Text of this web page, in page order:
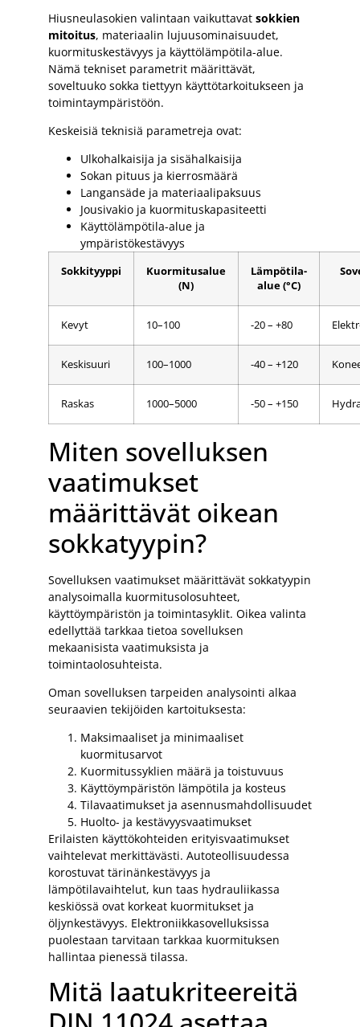
Hiusneulasokien valintaan vaikuttavat sokkien
mitoitus, materiaalin lujuusominaisuudet,
kuormituskestävyys ja käyttölämpötila-alue.
Nämä tekniset parametrit määrittävät,
soveltuuko sokka tiettyyn käyttötarkoitukseen ja
toimintaympäristöön.
Keskeisiä teknisiä parametreja ovat:
Ulkohalkaisija ja sisähalkaisija
Sokan pituus ja kierrosmäärä
Langansäde ja materiaalipaksuus
Jousivakio ja kuormituskapasiteetti
Käyttölämpötila-alue ja
ympäristökestävyys
Sokkityyppi
Kuormitusalue
(N)
Lämpötila-
alue (°C)
Kevyt 10–100 -20 – +80
Keskisuuri 100–1000 -40 – +120
Raskas 1000–5000 -50 – +150
Miten sovelluksen
vaatimukset
määrittävät oikean
sokkatyypin?
Sovelluksen vaatimukset määrittävät sokkatyypin
analysoimalla kuormitusolosuhteet,
käyttöympäristön ja toimintasyklit. Oikea valinta
edellyttää tarkkaa tietoa sovelluksen
mekaanisista vaatimuksista ja
toimintaolosuhteista.
Oman sovelluksen tarpeiden analysointi alkaa
seuraavien tekijöiden kartoituksesta:
Maksimaaliset ja minimaaliset
kuormitusarvot
Kuormitussyklien määrä ja toistuvuus
Käyttöympäristön lämpötila ja kosteus
Tilavaatimukset ja asennusmahdollisuudet
Huolto- ja kestävyysvaatimukset
Erilaisten käyttökohteiden erityisvaatimukset
vaihtelevat merkittävästi. Autoteollisuudessa
korostuvat tärinänkestävyys ja
lämpötilavaihtelut, kun taas hydrauliikassa
keskiössä ovat korkeat kuormitukset ja
öljynkestävyys. Elektroniikkasovelluksissa
puolestaan tarvitaan tarkkaa kuormituksen
hallintaa pienessä tilassa.
Mitä laatukriteereitä